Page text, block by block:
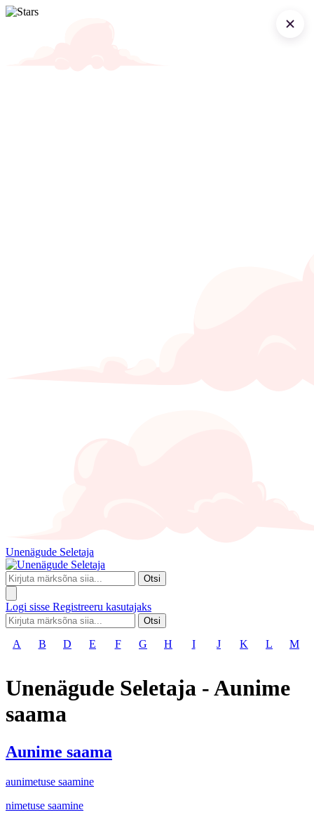
Unenägude Seletaja
Otsi
Logi sisse Registreeru kasutajaks
Otsi
A B D E F G H I J K L M
Unenägude Seletaja - Aunime
saama
Aunime saama
aunimetuse saamine
nimetuse saamine